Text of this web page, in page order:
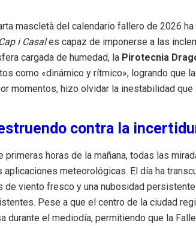
mascletà del calendario fallero de 2026
Cap i Casales capaz de imponerse a las
cargada de humedad, la Pirotecnia
como «dinámico y rítmico», logrando que
momentos, hizo olvidar la inestabilidad que
contra la
primeras horas de la mañana, todas las
aplicaciones meteorológicas. El día ha
de viento fresco y una nubosidad
Pese a que el centro de la ciudad
durante el mediodía, permitiendo que la